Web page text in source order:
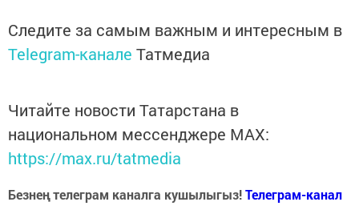
Следите за самым важным и интересным в
Telegram-канале Татмедиа
Читайте новости Татарстана в
национальном мессенджере MАХ:
https://max.ru/tatmedia
Безнең телеграм каналга кушылыгыз!Телеграм-канал